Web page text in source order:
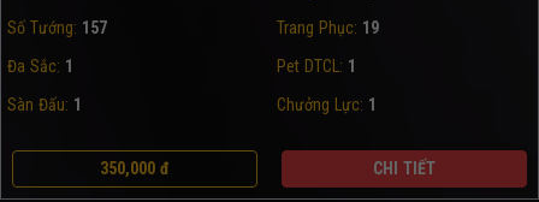
Số Tướng: 157 Trang Phục: 19
Đa Sắc: 1 Pet DTCL: 1
Sàn Đấu: 1 Chưởng Lực: 1
350,000 đ CHI TIẾT